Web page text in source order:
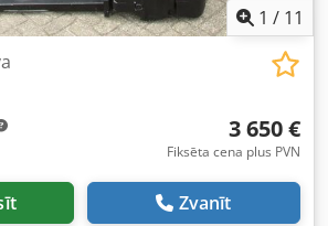
1 / 11
3 650 €
Fiksēta cena plus PVN
Zvanīt